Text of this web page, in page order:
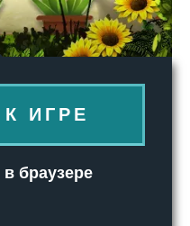
ИГРЕ
браузере